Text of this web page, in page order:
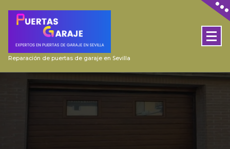
Reparación de puertas de garaje en Sevilla